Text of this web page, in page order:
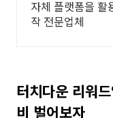
자체 플랫폼을 활
작 전문업체
터치다운 리워
비 벌어보자